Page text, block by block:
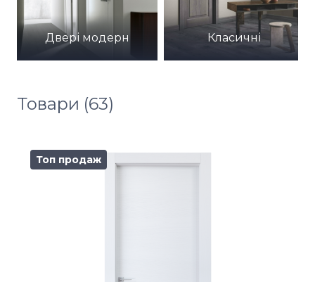
Двері модерн Класичні
Товари (63)
Топ продаж